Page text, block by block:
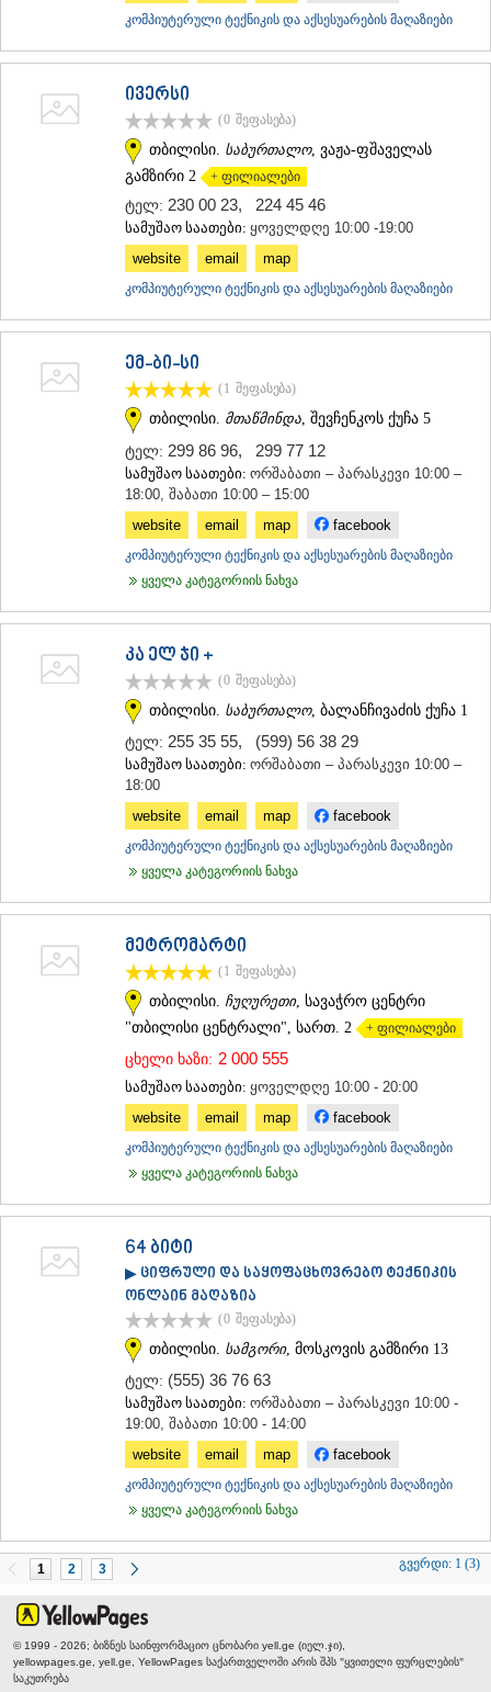
კომპიუტერული ტექნიკის და აქსესუარების მაღაზიები
ივერსი
(0 შეფასება)
თბილისი. საბურთალო, ვაჟა-ფშაველას
გამზირი 2 + ფილიალები
ტელ: 230 00 23, 224 45 46
სამუშაო საათები: ყოველდღე 10:00 -19:00
website
email map
კომპიუტერული ტექნიკის და აქსესუარების მაღაზიები
ემ-ბი-სი
(1 შეფასება)
თბილისი. მთაწმინდა , შევჩენკოს ქუჩა 5
ტელ: 299 86 96, 299 77 12
სამუშაო საათები: ორშაბათი – პარასკევი 10:00 –
18:00, შაბათი 10:00 – 15:00
website
email map facebook
კომპიუტერული ტექნიკის და აქსესუარების მაღაზიები
ყველა კატეგორიის ნახვა
კა ელ ჯი +
(0 შეფასება)
თბილისი. საბურთალო, ბალანჩივაძის ქუჩა 1
ტელ: 255 35 55, (599) 56 38 29
სამუშაო საათები: ორშაბათი – პარასკევი 10:00 –
18:00
website
email map facebook
კომპიუტერული ტექნიკის და აქსესუარების მაღაზიები
ყველა კატეგორიის ნახვა
მეტრომარტი
(1 შეფასება)
თბილისი. ჩუღურეთი, სავაჭრო ცენტრი
"თბილისი ცენტრალი", სართ. 2 + ფილიალები
ცხელი ხაზი: 2 000 555
სამუშაო საათები: ყოველდღე 10:00 - 20:00
website
email map facebook
კომპიუტერული ტექნიკის და აქსესუარების მაღაზიები
ყველა კატეგორიის ნახვა
64 ბიტი
▶ ციფრული და საყოფაცხოვრებო ტექნიკის
ონლაინ მაღაზია
(0 შეფასება)
თბილისი. სამგორი, მოსკოვის გამზირი 13
ტელ: (555) 36 76 63
სამუშაო საათები: ორშაბათი – პარასკევი 10:00 -
19:00, შაბათი 10:00 - 14:00
website
email map facebook
კომპიუტერული ტექნიკის და აქსესუარების მაღაზიები
ყველა კატეგორიის ნახვა
1 2 3 გვერდი: 1 (3)
© 1999 - 2026; ბიზნეს საინფორმაციო ცნობარი yell.ge (იელ.ჯი),
yellowpages.ge, yell.ge, YellowPages საქართველოში არის შპს "ყვითელი ფურცლების"
საკუთრება